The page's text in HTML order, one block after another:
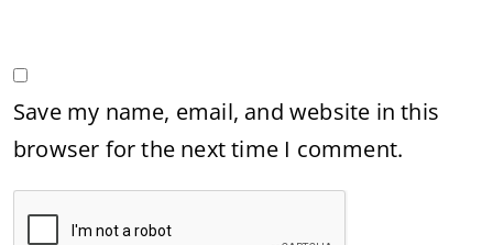
Save my name, email, and website in this
browser for the next time I comment.